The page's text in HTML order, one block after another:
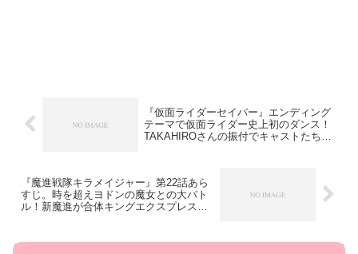
『仮面ライダーセイバー』エンディング
テーマで仮面ライダー史上初のダンス！
TAKAHIROさんの振付でキャストたちが
『魔進戦隊キラメイジャー』第22話あら
すじ。時を超えヨドンの魔女との大バト
ル！新魔進が合体キングエクスプレスザ